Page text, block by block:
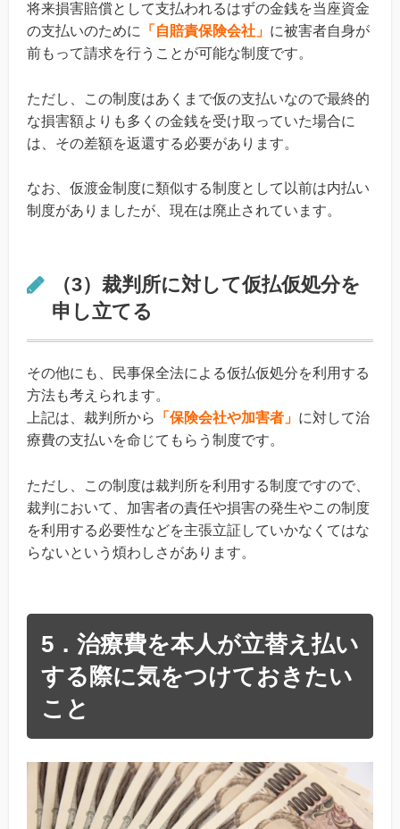
将来損害賠償として支払われるはずの金銭を当座資金
の支払いのために
「自賠責保険会社」 に被害者自身が
前もって請求を行うことが可能な制度です。
ただし、この制度はあくまで仮の支払いなので最終的
な損害額よりも多くの金銭を受け取っていた場合に
は、その差額を返還する必要があります。
なお、仮渡金制度に類似する制度として以前は内払い
制度がありましたが、現在は廃止されています。
（3）裁判所に対して仮払仮処分を
申し立てる
その他にも、民事保全法による仮払仮処分を利用する
方法も考えられます。
上記は、裁判所から
「保険会社や加害者」 に対して治
療費の支払いを命じてもらう制度です。
ただし、この制度は裁判所を利用する制度ですので、
裁判において、加害者の責任や損害の発生やこの制度
を利用する必要性などを主張立証していかなくてはな
らないという煩わしさがあります。
5．治療費を本人が立替え払い
する際に気をつけておきたい
こと